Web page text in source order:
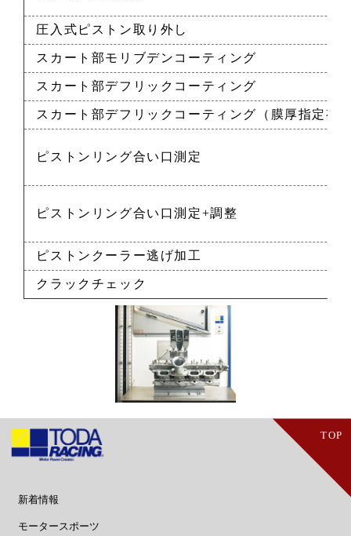
圧入式ピストン取り外し
スカート部モリブデンコーティング
スカート部デフリックコーティング
スカート部デフリックコーティング（膜厚指定有
ピストンリング合い口測定
ピストンリング合い口測定+調整
ピストンクーラー逃げ加工
クラックチェック
新着情報
・ニュース
・新製品
モータースポーツ
TOP